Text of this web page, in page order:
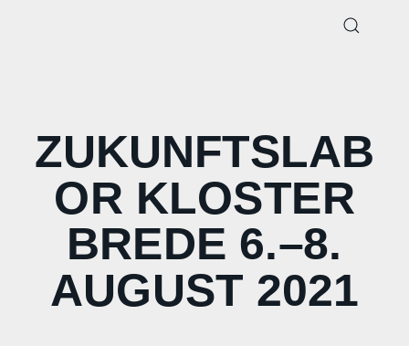
ZUKUNFTSLAB
OR KLOSTER
BREDE 6.–8.
AUGUST 2021